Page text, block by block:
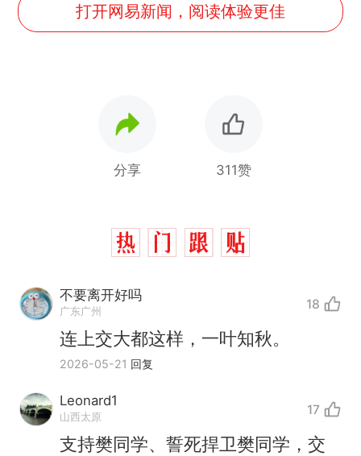
打开网易新闻，阅读体验更佳
分享 311赞
不要离开好吗
广东广州 18
连上交大都这样，一叶知秋。
2026-05-21 回复
Leonard1
山西太原 17
支持樊同学、誓死捍卫樊同学，交